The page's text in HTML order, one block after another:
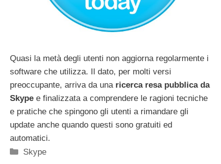
Quasi la metà degli utenti non aggiorna regolarmente i
software che utilizza. Il dato, per molti versi
preoccupante, arriva da una ricerca resa pubblica da
Skype e finalizzata a comprendere le ragioni tecniche
e pratiche che spingono gli utenti a rimandare gli
update anche quando questi sono gratuiti ed
automatici.
Categorie
Skype